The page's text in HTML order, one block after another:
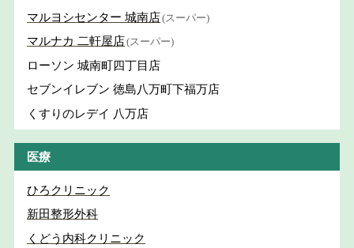
マルヨシセンター 城南店(スーパー)
マルナカ 二軒屋店(スーパー)
ローソン 城南町四丁目店
セブンイレブン 徳島八万町下福万店
くすりのレデイ 八万店
医療
ひろクリニック
新田整形外科
くどう内科クリニック